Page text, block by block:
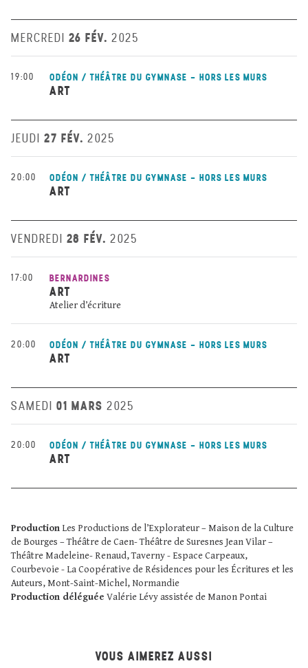
MERCREDI 26 FÉV. 2025
19:00 ODÉON / THÉÂTRE DU GYMNASE - HORS LES MURS
ART
JEUDI 27 FÉV. 2025
20:00 ODÉON / THÉÂTRE DU GYMNASE - HORS LES MURS
ART
VENDREDI 28 FÉV. 2025
17:00 BERNARDINES
ART
Atelier d’écriture
20:00 ODÉON / THÉÂTRE DU GYMNASE - HORS LES MURS
ART
SAMEDI 01 MARS 2025
20:00 ODÉON / THÉÂTRE DU GYMNASE - HORS LES MURS
ART
Production Les Productions de l’Explorateur – Maison de la Culture
de Bourges – Théâtre de Caen- Théâtre de Suresnes Jean Vilar –
Théâtre Madeleine- Renaud, Taverny - Espace Carpeaux,
Courbevoie - La Coopérative de Résidences pour les Écritures et les
Auteurs, Mont-Saint-Michel, Normandie
Production déléguée Valérie Lévy assistée de Manon Pontai
VOUS AIMEREZ AUSSI